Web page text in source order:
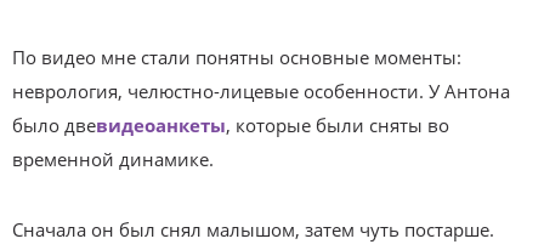
По видео мне стали понятны основные моменты:
неврология, челюстно-лицевые особенности. У Антона
было двевидеоанкеты, которые были сняты во
временной динамике.
Сначала он был снял малышом, затем чуть постарше.